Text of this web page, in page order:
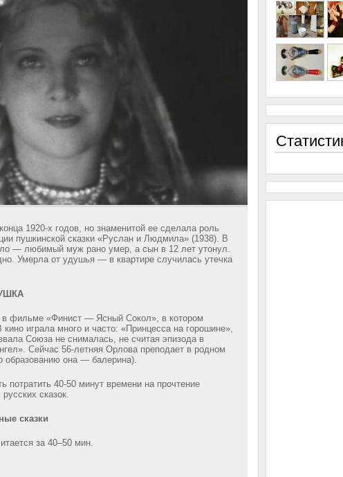
1920-х годов, но знаменитой ее сделала роль
пушкинской сказки «Руслан и Людмила» (1938). В
— любимый муж рано умер, а сын в 12 лет утонул.
Умерла от удушья — в квартире случилась утечка
в фильме «Финист — Ясный Сокол», в котором
играла много и часто: «Принцесса на горошине»,
Союза не снималась, не считая эпизода в
Сейчас 56-летняя Орлова преподает в родном
образованию она — балерина).
потратить 40-50 минут времени на прочтение
сказок.
сказки
за 40–50 мин.